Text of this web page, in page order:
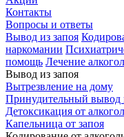
Контакты
Вопросы и ответы
Вывод из запоя
наркомании
помощь Лечение
Вывод из запоя
Вытрезвление на дому
Принудительный вывод
Детоксикация от
Капельница от запоя